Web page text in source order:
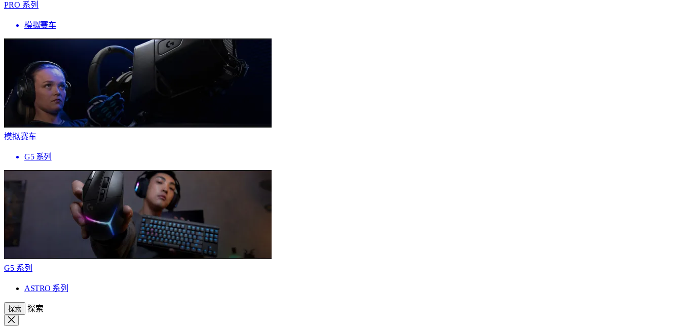
PRO 系列
模拟赛车
模拟赛车
G5 系列
G5 系列
ASTRO 系列
探索 探索